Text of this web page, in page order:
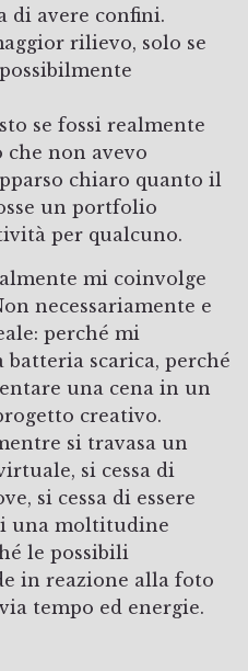
di avere confini.
rilievo, solo se
se fossi realmente
non avevo
chiaro quanto il
un portfolio
per qualcuno.
mi coinvolge
necessariamente e
perché mi
scarica, perché
una cena in un
creativo.
si travasa un
si cessa di
si cessa di essere
una moltitudine
le possibili
in reazione alla foto
tempo ed energie.